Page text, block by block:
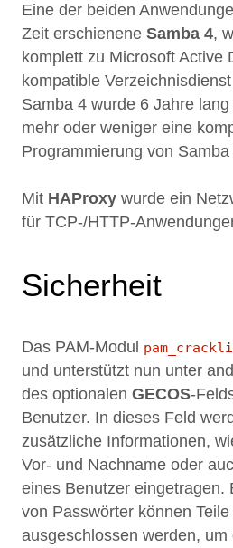
Eine der beiden
Zeit erschienene Samba 4,
komplett zu Microsoft Active
kompatible
Samba 4 wurde 6 Jahre
mehr oder weniger eine
Programmierung von Samba
Mit HAProxy wurde ein
für TCP-/HTTP-
Sicherheit
Das PAM-Modul
und unterstützt nun unter
des optionalen GECOS-
Benutzer. In dieses Feld
zusätzliche Informationen,
Vor- und Nachname oder
eines Benutzer eingetragen.
von Passwörter können
ausgeschlossen werden, um